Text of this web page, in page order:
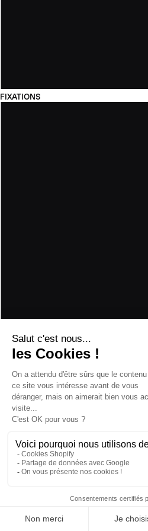
FIXATIONS
COUTEAUX
Ajouter au panier
€524,30